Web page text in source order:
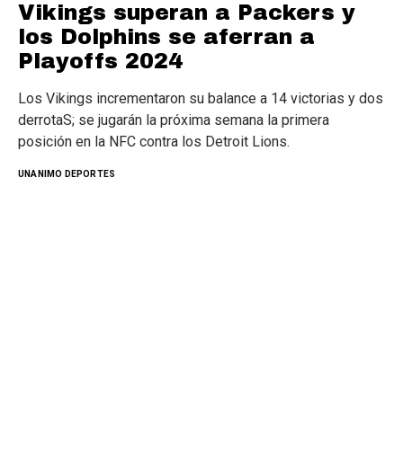
Vikings superan a Packers y
los Dolphins se aferran a
Playoffs 2024
Los Vikings incrementaron su balance a 14 victorias y dos
derrotaS; se jugarán la próxima semana la primera
posición en la NFC contra los Detroit Lions.
UNANIMO DEPORTES